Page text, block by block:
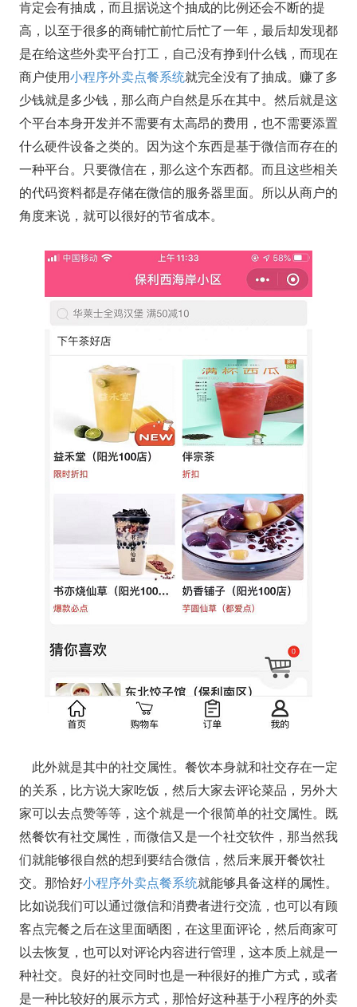
肯定会有抽成，而且据说这个抽成的比例还会不断的提
高，以至于很多的商铺忙前忙后忙了一年，最后却发现都
是在给这些外卖平台打工，自己没有挣到什么钱，而现在
商户使用小程序外卖点餐系统就完全没有了抽成。赚了多
少钱就是多少钱，那么商户自然是乐在其中。然后就是这
个平台本身开发并不需要有太高昂的费用，也不需要添置
什么硬件设备之类的。因为这个东西是基于微信而存在的
一种平台。只要微信在，那么这个东西都。而且这些相关
的代码资料都是存储在微信的服务器里面。所以从商户的
角度来说，就可以很好的节省成本。
此外就是其中的社交属性。餐饮本身就和社交存在一定
的关系，比方说大家吃饭，然后大家去评论菜品，另外大
家可以去点赞等等，这个就是一个很简单的社交属性。既
然餐饮有社交属性，而微信又是一个社交软件，那当然我
们就能够很自然的想到要结合微信，然后来展开餐饮社
交。那恰好小程序外卖点餐系统就能够具备这样的属性。
比如说我们可以通过微信和消费者进行交流，也可以有顾
客点完餐之后在这里面晒图，在这里面评论，然后商家可
以去恢复，也可以对评论内容进行管理，这本质上就是一
种社交。良好的社交同时也是一种很好的推广方式，或者
是一种比较好的展示方式，那恰好这种基于小程序的外卖